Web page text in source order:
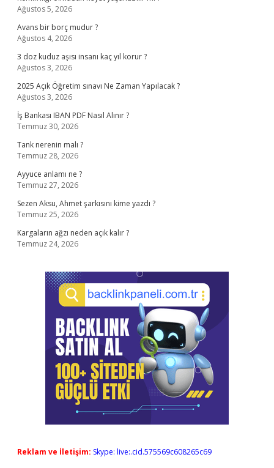
Ağustos 5, 2026
Avans bir borç mudur ?
Ağustos 4, 2026
3 doz kuduz aşısı insanı kaç yıl korur ?
Ağustos 3, 2026
2025 Açık Öğretim sınavı Ne Zaman Yapılacak ?
Ağustos 3, 2026
İş Bankası IBAN PDF Nasıl Alınır ?
Temmuz 30, 2026
Tank nerenin malı ?
Temmuz 28, 2026
Ayyuce anlamı ne ?
Temmuz 27, 2026
Sezen Aksu, Ahmet şarkısını kime yazdı ?
Temmuz 25, 2026
Kargaların ağzı neden açık kalır ?
Temmuz 24, 2026
Reklam ve İletişim: Skype: live:.cid.575569c608265c69